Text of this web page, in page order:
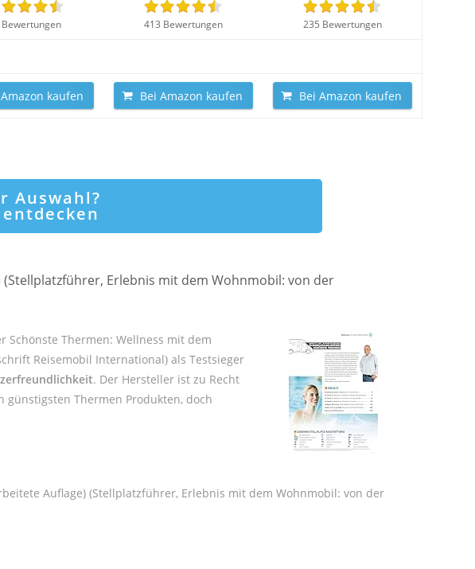
413 Bewertungen 235 Bewertungen
kaufen Bei Amazon kaufen Bei Amazon kaufen
Auswahl?
Erlebnis mit dem Wohnmobil: von der
Schönste Thermen: Wellness mit dem
Reisemobil International) als Testsieger
. Der Hersteller ist zu Recht
Thermen Produkten, doch
Auflage) (Stellplatzführer, Erlebnis mit dem Wohnmobil: von der